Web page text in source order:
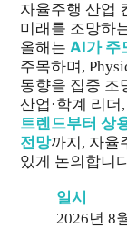
자율주행 산업
미래를 조망하
올해는 AI가 주
주목하며,
동향을 집중 조
산업·학계 리
트렌드부터 상
전망까지, 자율
있게 논의합니
일시
2026년 8